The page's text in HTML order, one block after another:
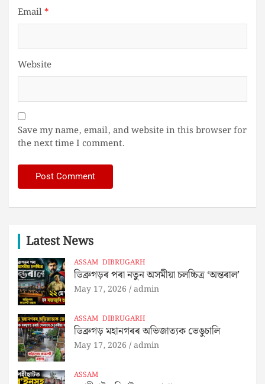
Email*
Website
Save my name, email, and website in this browser for
the next time I comment.
Latest News
ASSAM DIBRUGARH
ডিব্ৰুগড়ৰ পৰা নতুন অসমীয়া চলচ্চিত্ৰ ‘অন্তৰাল’
May 17, 2026 admin
ASSAM DIBRUGARH
ডিব্ৰুগড় মহানগৰৰ অভিজাত্যক ভেঙুচালি
May 17, 2026 admin
ASSAM